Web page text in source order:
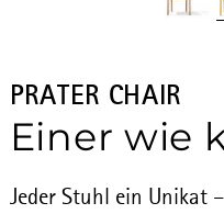
PRATER CHAIR
Einer wie
Jeder Stuhl ein Unikat